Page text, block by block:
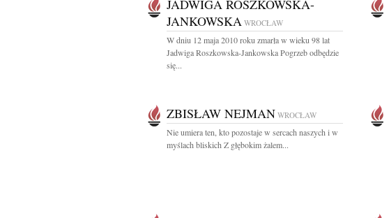
JADWIGA ROSZKOWSKA-
JANKOWSKA WROCŁAW
W dniu 12 maja 2010 roku zmarła w wieku 98 lat
Jadwiga Roszkowska-Jankowska Pogrzeb odbędzie
się...
ZBISŁAW NEJMAN WROCŁAW
Nie umiera ten, kto pozostaje w sercach naszych i w
myślach bliskich Z głębokim żalem...